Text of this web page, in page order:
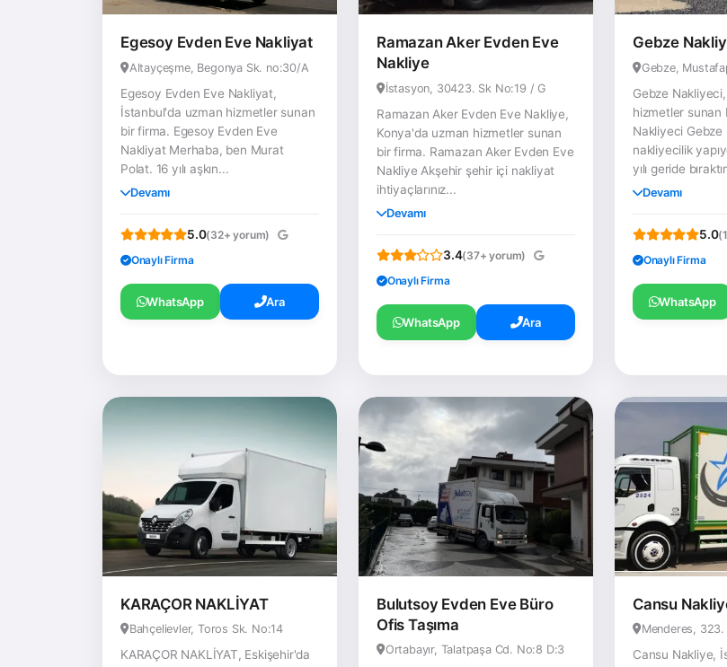
Egesoy Evden Eve Nakliyat
Altayçeşme, Begonya Sk. no:30/A
Egesoy Evden Eve Nakliyat,
İstanbul'da uzman hizmetler sunan
bir firma. Egesoy Evden Eve
Nakliyat Merhaba, ben Murat
Polat. 16 yılı aşkın...
Devamı
5.0(32+ yorum)
Onaylı Firma
WhatsApp Ara
Ramazan Aker Evden Eve
Nakliye
İstasyon, 30423. Sk No:19 / G
Ramazan Aker Evden Eve Nakliye,
Konya'da uzman hizmetler sunan
bir firma. Ramazan Aker Evden Eve
Nakliye Akşehir şehir içi nakliyat
ihtiyaçlarınız...
Devamı
3.4(37+ yorum)
Onaylı Firma
WhatsApp Ara
Gebze
Gebze,
Gebze
hizmetler sunan
Nakliyeci Gebze
nakliyecilik
yılı geride
Devamı
5.0
Onaylı Firma
WhatsApp
KARAÇOR NAKLİYAT
Bahçelievler, Toros Sk. No:14
KARAÇOR NAKLİYAT, Eskişehir'da
Bulutsoy Evden Eve Büro
Ofis Taşıma
Ortabayır, Talatpaşa Cd. No:8 D:3
Cansu
Menderes, 323.
Cansu Nakliye,